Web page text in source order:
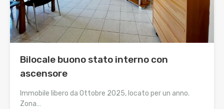
Bilocale buono stato interno con
ascensore
Immobile libero da Ottobre 2025, locato per un anno.
Zona…